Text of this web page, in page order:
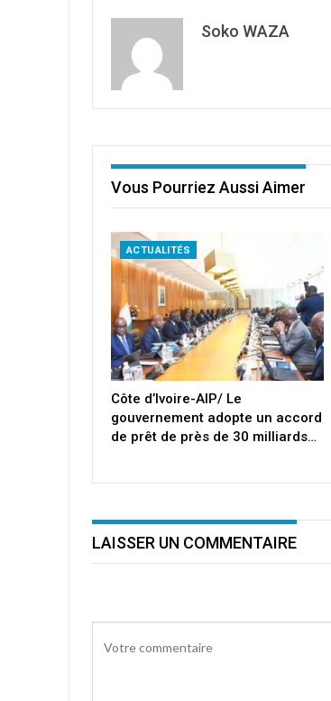
Soko WAZA
Vous Pourriez Aussi Aimer
ACTUALITÉS
Côte d’Ivoire-AIP/ Le
gouvernement adopte un accord
de prêt de près de 30 milliards…
LAISSER UN COMMENTAIRE